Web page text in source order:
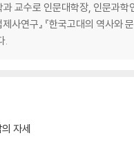
교수로 인문대학장, 인문과
연구』 『한국고대의 역사와
.
자세